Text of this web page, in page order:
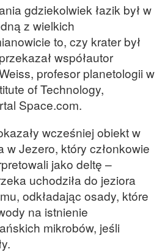
gdziekolwiek łazik był w
z wielkich
to, czy krater był
współautor
profesor planetologii w
of Technology,
Space.com.
wcześniej obiekt w
w Jezero, który członkowie
jako deltę –
uchodziła do jeziora
odkładając osady, które
na istnienie
mikrobów, jeśli